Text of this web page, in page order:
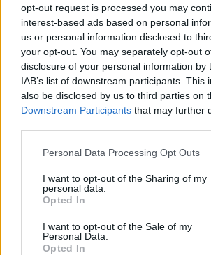
opt-out request is processed you may
interest-based ads based on personal
us or personal information disclosed to
your opt-out. You may separately opt-out
disclosure of your personal information by
IAB’s list of downstream participants. This
also be disclosed by us to third parties on
Downstream Participants that may further
Personal Data Processing Opt Outs
I want to opt-out of the Sharing of my
personal data.
Opted In
I want to opt-out of the Sale of my
Personal Data.
Opted In
οι τριβές μεταξύ τους, οι προδοσίες
αποκαλύψεις. O Τζέισον Στέιθαμ
σαν Τέρι Λίθερ, ο εγκέφαλος
ληστείας.
ΠΡΟΗΓΟΎΜΕΝΟ ΆΡΘΡΟ: 6
ΠΡΟΗΓ
facebook
Ακολούθησε το platform.gr στο Google